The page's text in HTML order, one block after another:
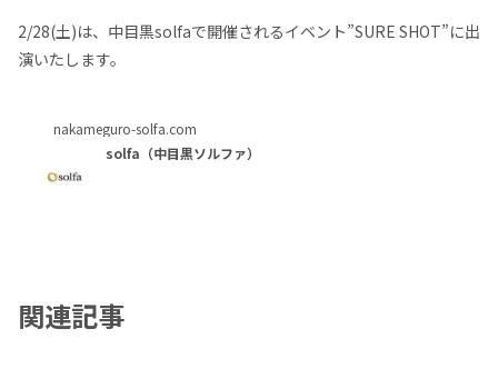
2/28(土)は、中目黒solfaで開催されるイベント”SURE SHOT”に出
演いたします。
nakameguro-solfa.com
solfa（中目黒ソルファ）
関連記事